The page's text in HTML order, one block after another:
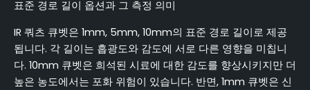
표준 경로 길이 옵션과 그 측정 의미
IR 쿼츠 큐벳은 1mm, 5mm, 10mm의 표준 경로 길이로 제공
됩니다. 각 길이는 흡광도와 감도에 서로 다른 영향을 미칩니
다. 10mm 큐벳은 희석된 시료에 대한 감도를 향상시키지만 더
높은 농도에서는 포화 위험이 있습니다. 반면, 1mm 큐벳은 신